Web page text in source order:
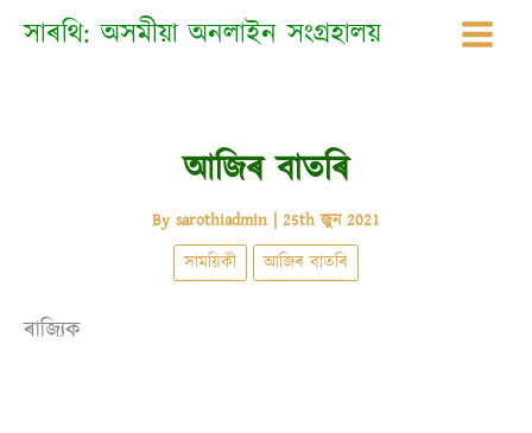
সাৰথি: অসমীয়া অনলাইন সংগ্ৰহালয়
আজিৰ বাতৰি
By sarothiadmin | 25th জুন 2021
সাময়িকী আজিৰ বাতৰি
ৰাজ্যিক